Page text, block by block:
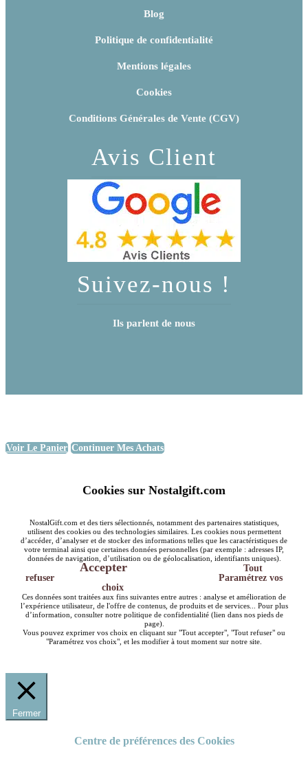
Blog
Politique de confidentialité
Mentions légales
Cookies
Conditions Générales de Vente (CGV)
Avis Client
Suivez-nous !
Ils parlent de nous
Voir Le Panier Continuer Mes Achats
Cookies sur Nostalgift.com
NostalGift.com et des tiers sélectionnés, notamment des partenaires statistiques,
utilisent des cookies ou des technologies similaires. Les cookies nous permettent
d’accéder, d’analyser et de stocker des informations telles que les caractéristiques de
votre terminal ainsi que certaines données personnelles (par exemple : adresses IP,
données de navigation, d’utilisation ou de géolocalisation, identifiants uniques).
Accepter
Tout
refuser
Paramétrez vos
choix
Ces données sont traitées aux fins suivantes entre autres : analyse et amélioration de
l’expérience utilisateur, de l'offre de contenus, de produits et de services... Pour plus
d’information, consulter notre politique de confidentialité (lien dans nos pieds de
page).
Vous pouvez exprimer vos choix en cliquant sur "Tout accepter", "Tout refuser" ou
"Paramétrez vos choix", et les modifier à tout moment sur notre site.
Fermer
Centre de préférences des Cookies